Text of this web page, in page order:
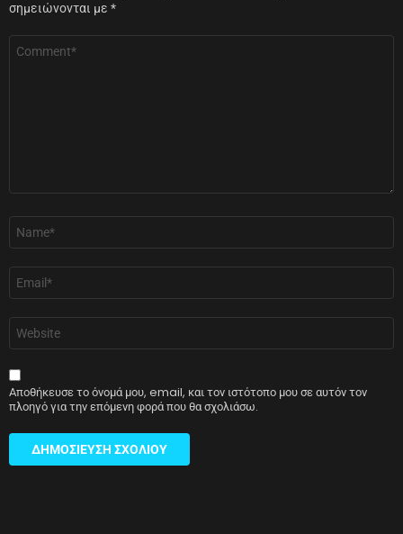
σημειώνονται με *
Ιστότοπος
Αποθήκευσε το όνομά μου, email, και τον ιστότοπο μου σε αυτόν τον
πλοηγό για την επόμενη φορά που θα σχολιάσω.